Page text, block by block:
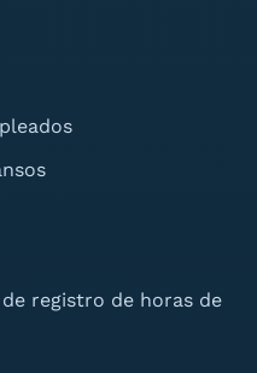
registro de horas de